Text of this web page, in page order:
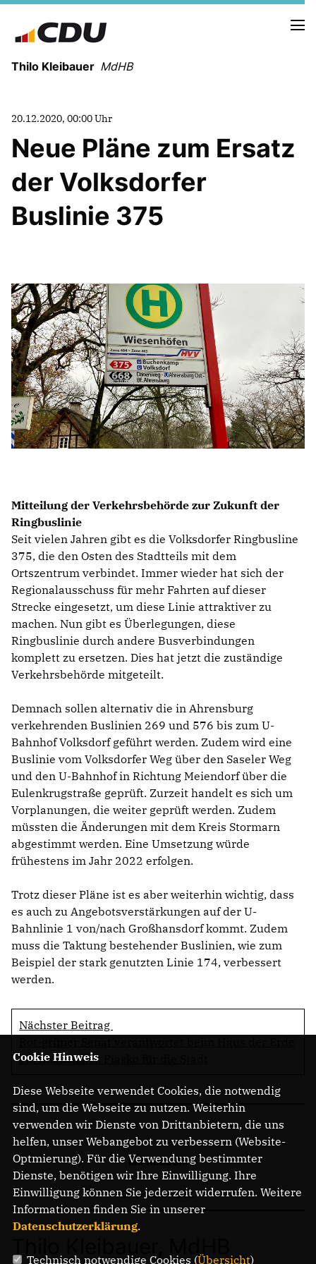
Thilo Kleibauer MdHB
NEWSLETTER
ALSTERTAL-WALDDÖRFER
HAUSHALT / ÖFF. UNTERNEHMEN
HOCHSCHULPOLITIK
20.12.2020, 00:00 Uhr
Neue Pläne zum Ersatz
der Volksdorfer
Buslinie 375
Mitteilung der Verkehrsbehörde zur Zukunft der
Ringbuslinie
Seit vielen Jahren gibt es die Volksdorfer Ringbusline
375, die den Osten des Stadtteils mit dem
Ortszentrum verbindet. Immer wieder hat sich der
Regionalausschuss für mehr Fahrten auf dieser
Strecke eingesetzt, um diese Linie attraktiver zu
machen. Nun gibt es Überlegungen, diese
Ringbuslinie durch andere Busverbindungen
komplett zu ersetzen. Dies hat jetzt die zuständige
Verkehrsbehörde mitgeteilt.
Demnach sollen alternativ die in Ahrensburg
verkehrenden Buslinien 269 und 576 bis zum U-
Bahnhof Volksdorf geführt werden. Zudem wird eine
Buslinie vom Volksdorfer Weg über den Saseler Weg
und den U-Bahnhof in Richtung Meiendorf über die
Eulenkrugstraße geprüft. Zurzeit handelt es sich um
Vorplanungen, die weiter geprüft werden. Zudem
müssten die Änderungen mit dem Kreis Stormarn
abgestimmt werden. Eine Umsetzung würde
frühestens im Jahr 2022 erfolgen.
Trotz dieser Pläne ist es aber weiterhin wichtig, dass
es auch zu Angebotsverstärkungen auf der U-
Bahnlinie 1 von/nach Großhansdorf kommt. Zudem
muss die Taktung bestehender Buslinien, wie zum
Beispiel der stark genutzten Linie 174, verbessert
werden.
Nächster Beitrag
ein finanzielles Fiasko für die Stadt
IMPRESSUM
DATENSCHUTZ
Cookie Hinweis
Diese Webseite verwendet Cookies, die notwendig
sind, um die Webseite zu nutzen. Weiterhin
verwenden wir Dienste von Drittanbietern, die uns
helfen, unser Webangebot zu verbessern (Website-
Optmierung). Für die Verwendung bestimmter
Dienste, benötigen wir Ihre Einwilligung. Ihre
Einwilligung können Sie jederzeit widerrufen. Weitere
Informationen finden Sie in unserer
Datenschutzerklärung.
Technisch notwendige Cookies (Übersicht)